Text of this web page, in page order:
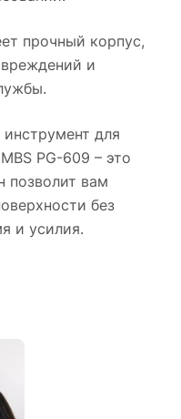
прочный корпус,
и
для
PG-609 – это
позволит вам
без
и усилия.